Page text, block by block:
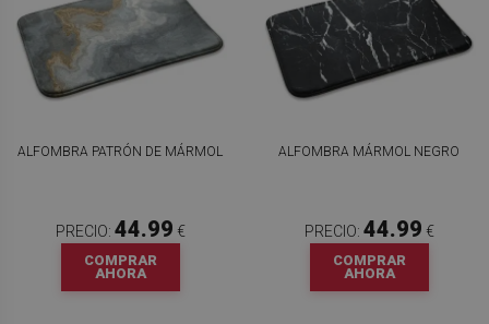
ALFOMBRA PATRÓN DE MÁRMOL
PRECIO: 44.99 €
COMPRAR
AHORA
ALFOMBRA MÁRMOL NEGRO
PRECIO: 44.99 €
COMPRAR
AHORA